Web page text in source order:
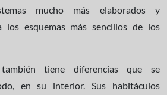
mucho más elaborados y
los esquemas más sencillos de los
tiene diferencias que se
en su interior. Sus habitáculos